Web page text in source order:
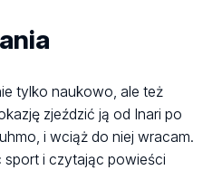
tylko naukowo, ale też
zjeździć ją od Inari po
i wciąż do niej wracam.
sport i czytając powieści